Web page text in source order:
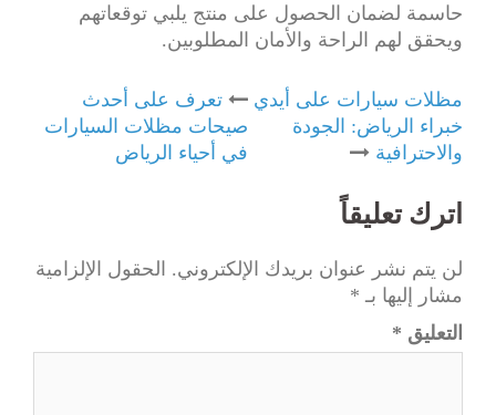
حاسمة لضمان الحصول على منتج يلبي توقعاتهم
ويحقق لهم الراحة والأمان المطلوبين.
Post
navigation
تعرف على أحدث
صيحات مظلات السيارات
في أحياء الرياض
مظلات سيارات على أيدي
خبراء الرياض: الجودة
والاحترافية
اترك تعليقاً
لن يتم نشر عنوان بريدك الإلكتروني. الحقول الإلزامية
مشار إليها بـ *
التعليق *